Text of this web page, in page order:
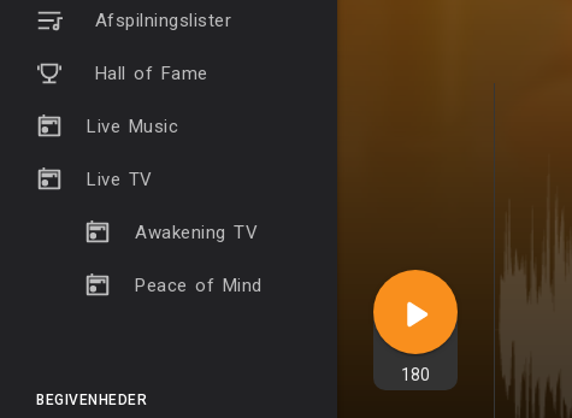
Afspilningslister
Hall of Fame
Live Music
Live TV
Awakening TV
Peace of Mind
BEGIVENHEDER
180